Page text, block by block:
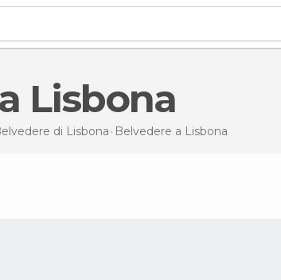
Lisbona
di Lisbona Belvedere a Lisbona